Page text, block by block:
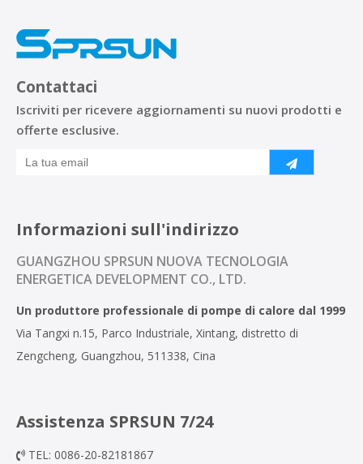
Contattaci
Iscriviti per ricevere aggiornamenti su nuovi prodotti e
offerte esclusive.
Informazioni sull'indirizzo
GUANGZHOU SPRSUN NUOVA TECNOLOGIA
ENERGETICA DEVELOPMENT CO., LTD.
Un produttore professionale di pompe di calore dal 1999
Via Tangxi n.15, Parco Industriale, Xintang, distretto di
Zengcheng, Guangzhou, 511338, Cina
Assistenza SPRSUN 7/24
 TEL: 0086-20-82181867